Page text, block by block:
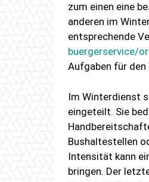
zum einen eine
anderen im
entsprechende
buergerservice/
Aufgaben für
Im Winterdienst
eingeteilt. Sie
Bushaltestellen
Intensität kann
bringen. Der